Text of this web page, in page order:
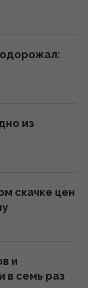
из
скачке цен
и
в семь раз